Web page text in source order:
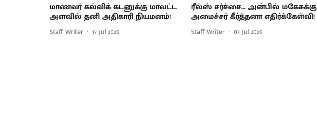
மாணவர் கல்விக் கடனுக்கு மாவட்ட
அளவில் தனி அதிகாரி நியமனம்!
Staff Writer 17 Jul 2026
ரீல்ஸ் சர்ச்சை... அன்பில் மகேசுக்கு
அமைச்சர் கீர்த்தனா எதிர்க்கேள்வி!
Staff Writer 07 Jul 2026